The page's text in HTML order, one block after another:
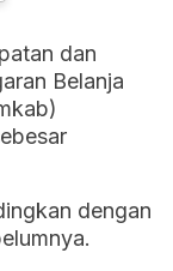
dan
Belanja
dengan